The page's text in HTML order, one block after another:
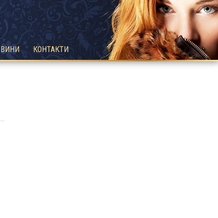
КОНТАКТИ